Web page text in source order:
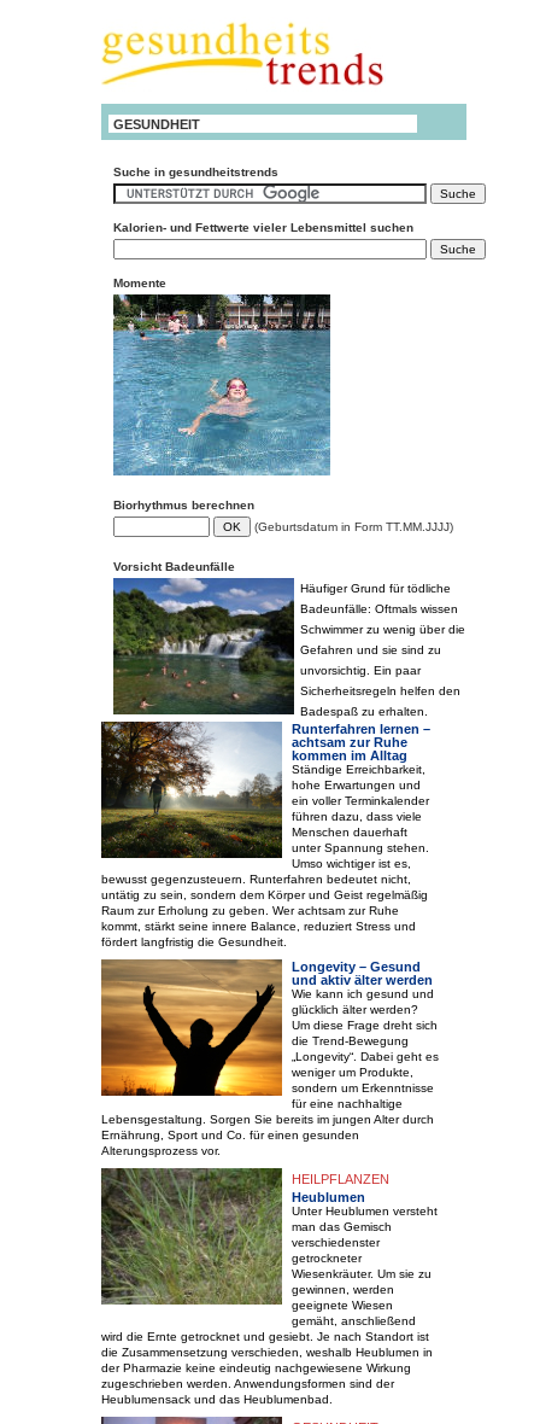
GESUNDHEIT
Suche in gesundheitstrends
Kalorien- und Fettwerte vieler Lebensmittel suchen
Momente
Biorhythmus berechnen
(Geburtsdatum in Form TT.MM.JJJJ)
Vorsicht Badeunfälle
Häufiger Grund für tödliche
Badeunfälle: Oftmals wissen
Schwimmer zu wenig über die
Gefahren und sie sind zu
unvorsichtig. Ein paar
Sicherheitsregeln helfen den
Badespaß zu erhalten.
Runterfahren lernen –
achtsam zur Ruhe
kommen im Alltag
Ständige Erreichbarkeit,
hohe Erwartungen und
ein voller Terminkalender
führen dazu, dass viele
Menschen dauerhaft
unter Spannung stehen.
Umso wichtiger ist es,
bewusst gegenzusteuern. Runterfahren bedeutet nicht,
untätig zu sein, sondern dem Körper und Geist regelmäßig
Raum zur Erholung zu geben. Wer achtsam zur Ruhe
kommt, stärkt seine innere Balance, reduziert Stress und
fördert langfristig die Gesundheit.
Longevity – Gesund
und aktiv älter werden
Wie kann ich gesund und
glücklich älter werden?
Um diese Frage dreht sich
die Trend-Bewegung
„Longevity“. Dabei geht es
weniger um Produkte,
sondern um Erkenntnisse
für eine nachhaltige
Lebensgestaltung. Sorgen Sie bereits im jungen Alter durch
Ernährung, Sport und Co. für einen gesunden
Alterungsprozess vor.
HEILPFLANZEN
Heublumen
Unter Heublumen versteht
man das Gemisch
verschiedenster
getrockneter
Wiesenkräuter. Um sie zu
gewinnen, werden
geeignete Wiesen
gemäht, anschließend
wird die Ernte getrocknet und gesiebt. Je nach Standort ist
die Zusammensetzung verschieden, weshalb Heublumen in
der Pharmazie keine eindeutig nachgewiesene Wirkung
zugeschrieben werden. Anwendungsformen sind der
Heublumensack und das Heublumenbad.